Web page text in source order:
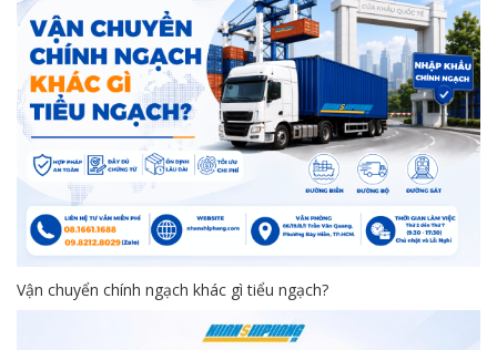
Vận chuyển chính ngạch khác gì tiểu ngạch?